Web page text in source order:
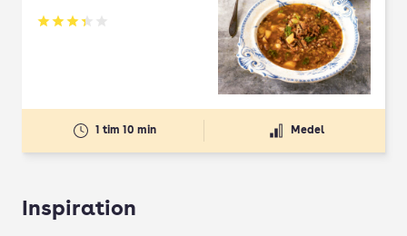
Betyg: 3.33 av 5
1 tim 10 min Medel
Inspiration